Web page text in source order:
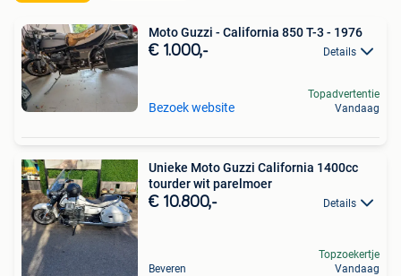
Moto Guzzi - California 850 T-3 - 1976
€ 1.000,- Details
Bezoek website
Topadvertentie
Vandaag
Unieke Moto Guzzi California 1400cc
tourder wit parelmoer
€ 10.800,- Details
Beveren
Topzoekertje
Vandaag